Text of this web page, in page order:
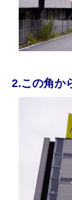
2.この角か